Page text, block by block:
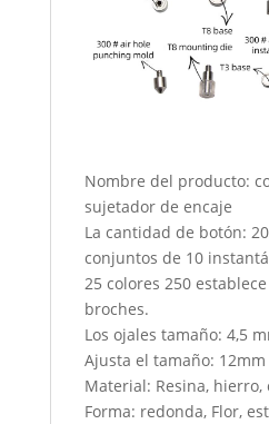
Nombre del producto:
sujetador de encaje
La cantidad de botón:
conjuntos de 10
25 colores 250
broches.
Los ojales tamaño: 4,5
Ajusta el tamaño: 12mm
Material: Resina,
Forma: redonda, Flor,